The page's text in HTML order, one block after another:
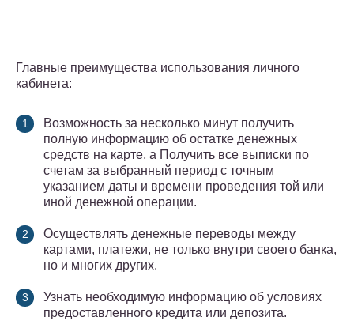
Главные преимущества использования личного
кабинета:
Возможность за несколько минут получить
полную информацию об остатке денежных
средств на карте, а Получить все выписки по
счетам за выбранный период с точным
указанием даты и времени проведения той или
иной денежной операции.
Осуществлять денежные переводы между
картами, платежи, не только внутри своего банка,
но и многих других.
Узнать необходимую информацию об условиях
предоставленного кредита или депозита.